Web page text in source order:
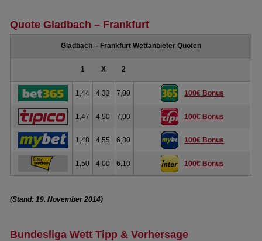
Quote Gladbach – Frankfurt
Gladbach – Frankfurt Wettanbieter Quoten
1 X 2
1,44 4,33 7,00 100€ Bonus
1,47 4,50 7,00 100€ Bonus
1,48 4,55 6,80 100€ Bonus
1,50 4,00 6,10 100€ Bonus
(Stand: 19. November 2014)
Bundesliga Wett Tipp & Vorhersage